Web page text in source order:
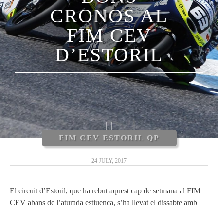
CRONOS AL
FIM CEV
D’ESTORIL
FIM CEV ESTORIL QP
24 JULY, 2017
El circuit d’Estoril, que ha rebut aquest cap de setmana al FIM
CEV abans de l’aturada estiuenca, s’ha llevat el dissabte amb